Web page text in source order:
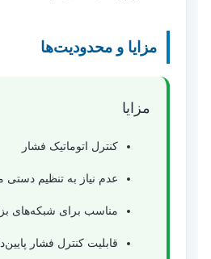
مزایا و محدودیت‌ها
مزایا
کنترل اتوماتیک فشار
عدم نیاز به تنظیم دستی
مناسب برای شبکه‌های
قابلیت کنترل فشار